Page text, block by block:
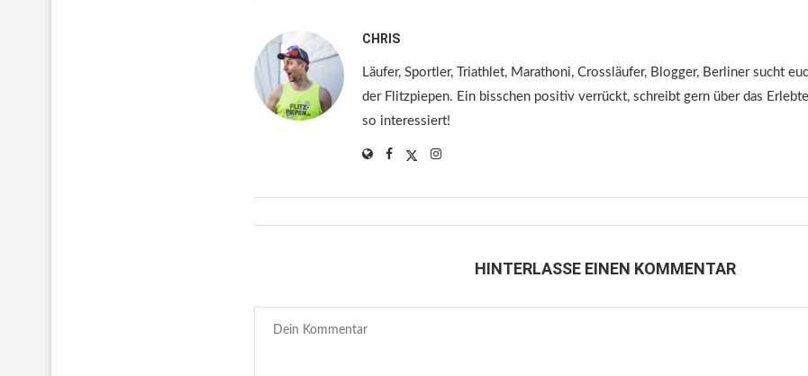
CHRIS
Läufer, Sportler, Triathlet, Marathoni, Crossläufer, Blogger, Berliner sucht
der Flitzpiepen. Ein bisschen positiv verrückt, schreibt gern über das
so interessiert!
HINTERLASSE EINEN KOMMENTAR